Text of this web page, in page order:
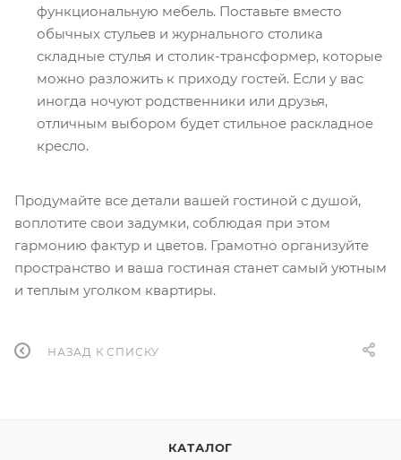
функциональную мебель. Поставьте вместо
обычных стульев и журнального столика
складные стулья и столик-трансформер, которые
можно разложить к приходу гостей. Если у вас
иногда ночуют родственники или друзья,
отличным выбором будет стильное раскладное
кресло.
Продумайте все детали вашей гостиной с душой,
воплотите свои задумки, соблюдая при этом
гармонию фактур и цветов. Грамотно организуйте
пространство и ваша гостиная станет самый уютным
и теплым уголком квартиры.
НАЗАД К СПИСКУ
КАТАЛОГ